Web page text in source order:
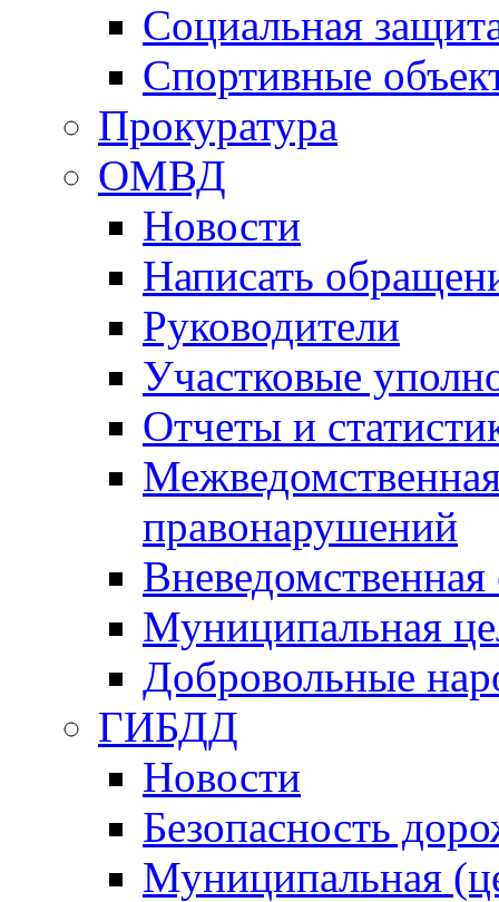
Социальная
Спортивные
Прокуратура
ОМВД
Новости
Написать
Руководители
Участковые
Отчеты и
правонарушений
Вневедомственная
Муниципальная
Добровольные
ГИБДД
Новости
Безопасность
Муниципальная